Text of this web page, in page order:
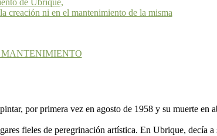
creación ni en el mantenimiento de la misma
por primera vez en agosto de 1958 y su muerte en
fieles de peregrinación artística. En Ubrique, decía a